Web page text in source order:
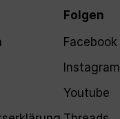
Folgen
Facebook
Instagram
Youtube